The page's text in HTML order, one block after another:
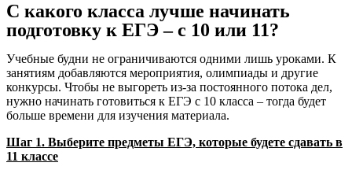
С какого класса лучше начинать
подготовку к ЕГЭ – с 10 или 11?
Учебные будни не ограничиваются одними лишь уроками. К
занятиям добавляются мероприятия, олимпиады и другие
конкурсы. Чтобы не выгореть из-за постоянного потока дел,
нужно начинать готовиться к ЕГЭ с 10 класса – тогда будет
больше времени для изучения материала.
Шаг 1. Выберите предметы ЕГЭ, которые будете сдавать в
11 классе